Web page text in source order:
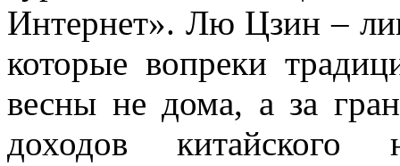
Интернет». Лю Цзин –
которые вопреки
весны не дома, а за
доходов китайского